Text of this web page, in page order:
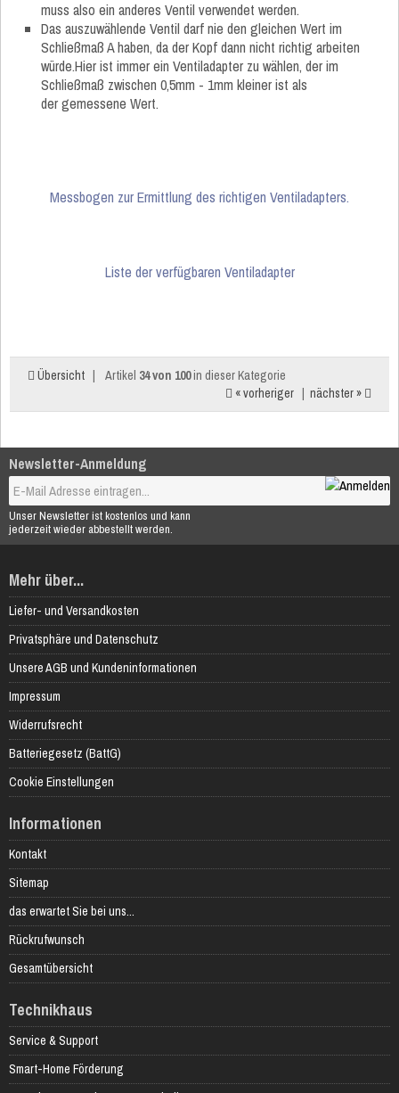
muss also ein anderes Ventil verwendet werden.
Das auszuwählende Ventil darf nie den gleichen Wert im
Schließmaß A haben, da der Kopf dann nicht richtig arbeiten
würde.Hier ist immer ein Ventiladapter zu wählen, der im
Schließmaß zwischen 0,5mm - 1mm kleiner ist als
der gemessene Wert.
Messbogen zur Ermittlung des richtigen Ventiladapters.
Liste der verfügbaren Ventiladapter
Übersicht | Artikel 34 von 100in dieser Kategorie
« vorheriger | nächster »
Newsletter-Anmeldung
Unser Newsletter ist kostenlos und kann
jederzeit wieder abbestellt werden.
Mehr über...
Liefer- und Versandkosten
Privatsphäre und Datenschutz
Unsere AGB und Kundeninformationen
Impressum
Widerrufsrecht
Batteriegesetz (BattG)
Cookie Einstellungen
Informationen
Kontakt
Sitemap
das erwartet Sie bei uns...
Rückrufwunsch
Gesamtübersicht
Technikhaus
Service & Support
Smart-Home Förderung